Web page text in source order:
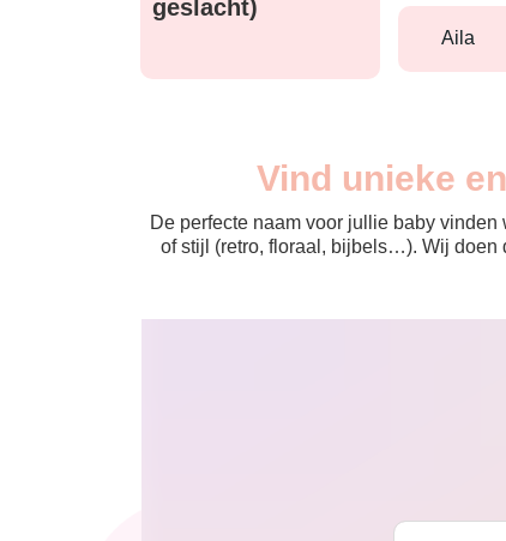
geslacht)
aila
Vind unieke
De perfecte naam voor jullie baby
of stijl (retro, floraal, bijbels…). Wij doen